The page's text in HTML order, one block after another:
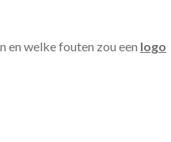
en welke fouten zou een logo